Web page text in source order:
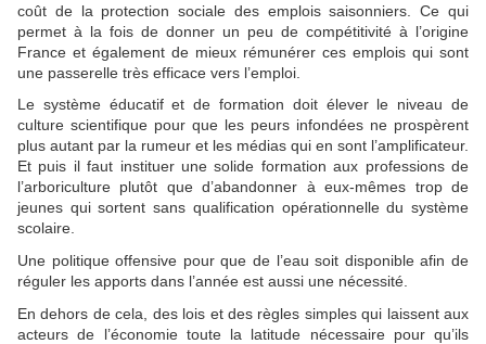
coût de la protection sociale des emplois saisonniers. Ce qui
permet à la fois de donner un peu de compétitivité à l’origine
France et également de mieux rémunérer ces emplois qui sont
une passerelle très efficace vers l’emploi.
Le système éducatif et de formation doit élever le niveau de
culture scientifique pour que les peurs infondées ne prospèrent
plus autant par la rumeur et les médias qui en sont l’amplificateur.
Et puis il faut instituer une solide formation aux professions de
l’arboriculture plutôt que d’abandonner à eux-mêmes trop de
jeunes qui sortent sans qualification opérationnelle du système
scolaire.
Une politique offensive pour que de l’eau soit disponible afin de
réguler les apports dans l’année est aussi une nécessité.
En dehors de cela, des lois et des règles simples qui laissent aux
acteurs de l’économie toute la latitude nécessaire pour qu’ils